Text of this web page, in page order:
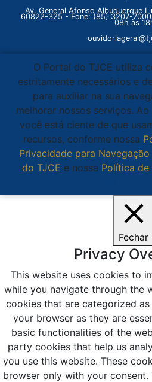
Av. General Afonso Albuquerque
60822-325 - Fone: (85) 3207-
08h às
O Portal do TJCE utiliza
estritamente necessários e
para auxiliar na sua
melhorar nossos serviços. Ao
você está ciente de que
recursos, conforme nossa
Privacidade para
do TJCE e nossa Política de
Fechar
Privacy
This website uses cookies to
while you navigate through the
cookies that are categorized
your browser as they are
basic functionalities of the
party cookies that help us
you use this website. These
browser only with your